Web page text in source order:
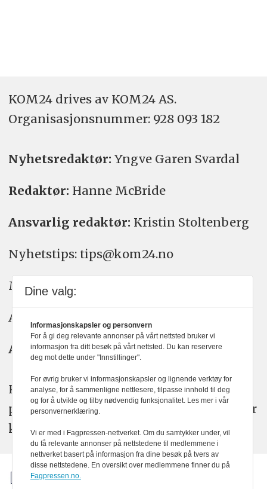
KOM24 drives av KOM24 AS.
Organisasjons­nummer: 928 093 182
Nyhetsredaktør: Yngve Garen Svardal
Redaktør: Hanne McBride
Ansvarlig redaktør: Kristin Stoltenberg
Nyhetstips: tips@kom24.no
Meninger: meninger@kom24.no
Annonse: annonse@watchmedia.no
Abonnement:kom24@watchmedia.no
KOM24 arbeider etter Vær Varsom-
plakatens regler for god presseskikk. Her
kan du lese mer omPFUsarbeid.
Dine valg:
Informasjonskapsler og personvern
For å gi deg relevante annonser på vårt nettsted bruker vi
informasjon fra ditt besøk på vårt nettsted. Du kan reservere
deg mot dette under "Innstillinger".
For øvrig bruker vi informasjonskapsler og lignende verktøy for
analyse, for å sammenligne nettlesere, tilpasse innhold til deg
og for å utvikle og tilby nødvendig funksjonalitet. Les mer i vår
personvernerklæring.
Vi er med i Fagpressen-nettverket. Om du samtykker under, vil
du få relevante annonser på nettstedene til medlemmene i
nettverket basert på informasjon fra dine besøk på tvers av
disse nettstedene. En oversikt over medlemmene finner du på
Fagpressen.no.